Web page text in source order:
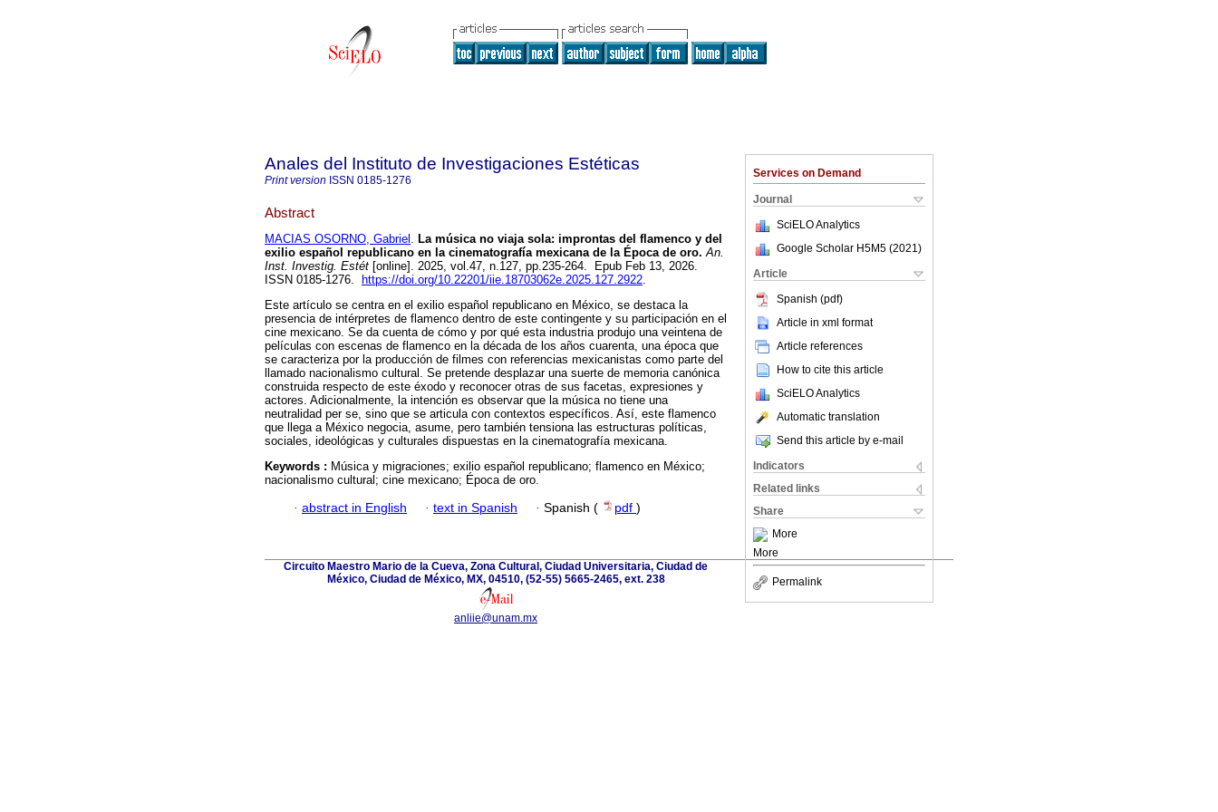
Services on Demand
Journal
SciELO Analytics
Google Scholar H5M5 (2021 )
Article
Spanish (pdf)
Article in xml format
Article references
How to cite this article
SciELO Analytics
Automatic translation
Send this article by e-mail
Indicators
Related links
Share
More
More
Permalink
Anales del Instituto de Investigaciones Estéticas
Print version ISSN 0185-1276
Abstract
MACIAS OSORNO, Gabriel . La música no viaja sola: improntas del flamenco y del
exilio español republicano en la cinematografía mexicana de la Época de oro. An.
Inst. Investig. Estét [online]. 2025, vol.47, n.127, pp.235-264. Epub Feb 13, 2026.
ISSN 0185-1276.
https://doi.org/10.22201/iie.18703062e.2025.127.2922.
Este artículo se centra en el exilio español republicano en México, se destaca la
presencia de intérpretes de flamenco dentro de este contingente y su participación en el
cine mexicano. Se da cuenta de cómo y por qué esta industria produjo una veintena de
películas con escenas de flamenco en la década de los años cuarenta, una época que
se caracteriza por la producción de filmes con referencias mexicanistas como parte del
llamado nacionalismo cultural. Se pretende desplazar una suerte de memoria canónica
construida respecto de este éxodo y reconocer otras de sus facetas, expresiones y
actores. Adicionalmente, la intención es observar que la música no tiene una
neutralidad per se, sino que se articula con contextos específicos. Así, este flamenco
que llega a México negocia, asume, pero también tensiona las estructuras políticas,
sociales, ideológicas y culturales dispuestas en la cinematografía mexicana.
Keywords : Música y migraciones; exilio español republicano; flamenco en México;
nacionalismo cultural; cine mexicano; Época de oro.
· abstract in English · text in Spanish · Spanish ( pdf )
Circuito Maestro Mario de la Cueva, Zona Cultural, Ciudad Universitaria, Ciudad de
México, Ciudad de México, MX, 04510, (52-55) 5665-2465, ext. 238
anliie@unam.mx